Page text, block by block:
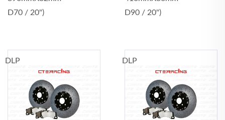
D70 / 20")
D90 / 20")
DLP DLP